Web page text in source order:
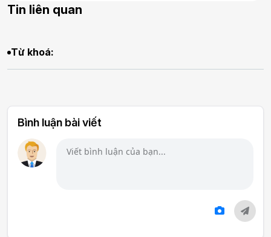
Tin liên quan
Từ khoá:
Bình luận bài viết